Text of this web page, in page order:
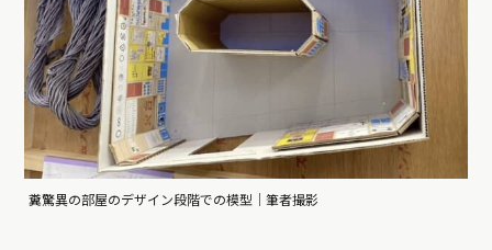
糞驚異の部屋のデザイン段階での模型｜筆者撮影